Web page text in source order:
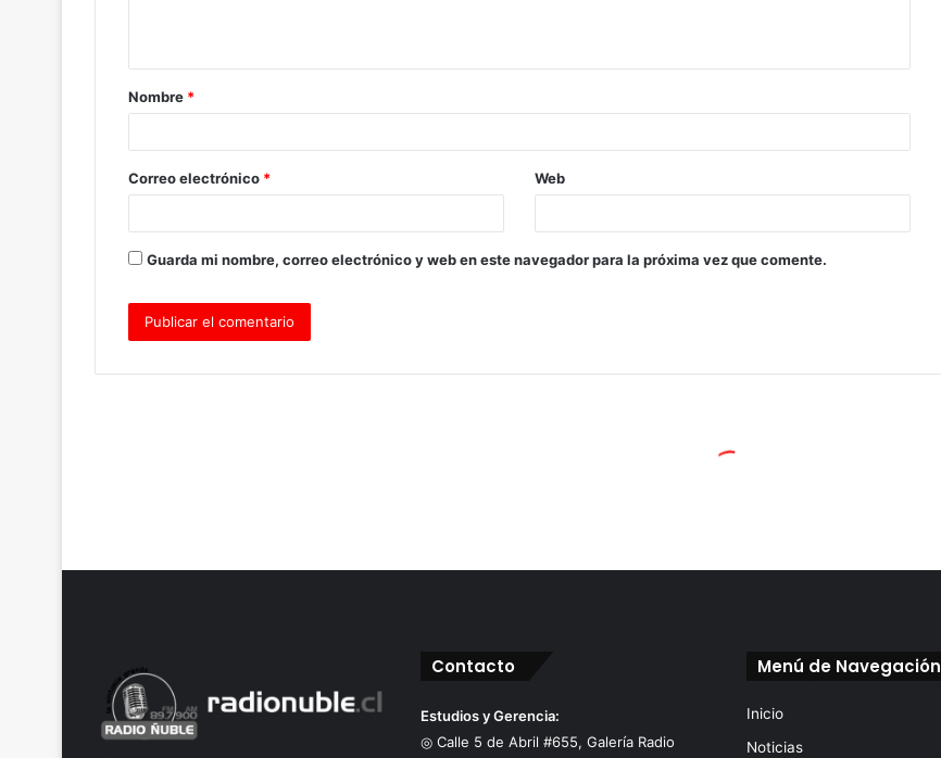
a
r
*
Nombre *
Correo electrónico * Web
Guarda mi nombre, correo electrónico y web en este navegador para la próxima vez que comente.
Contacto
Estudios y Gerencia:
◎ Calle 5 de Abril #655, Galería Radio
Menú de Navegación
Inicio
Noticias